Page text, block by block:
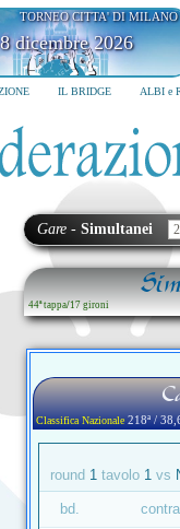
TORNEO CITTA' DI MILANO
dicembre 2026
IL BRIDGE ALBI e
Gare - Simultanei
44ª tappa/17 gironi
Classifica Nazionale218ª /
round 1 tavolo 1 vs
bd.